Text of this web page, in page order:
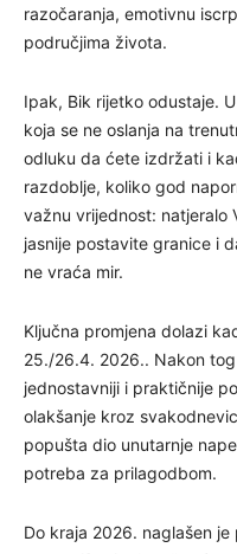
razočaranja, emotivnu
područjima života.
Ipak, Bik rijetko odustaje.
koja se ne oslanja na
odluku da ćete izdržati i
razdoblje, koliko god
važnu vrijednost: natjeralo
jasnije postavite granice i
ne vraća mir.
Ključna promjena dolazi
25./26.4. 2026.. Nakon
jednostavniji i praktičnije
olakšanje kroz
popušta dio unutarnje
potreba za prilagodbom.
Do kraja 2026. naglašen